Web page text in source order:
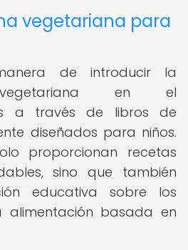
vegetariana para
de introducir la
vegetariana en el
a través de libros de
diseñados para niños.
proporcionan recetas
sino que también
educativa sobre los
alimentación basada en